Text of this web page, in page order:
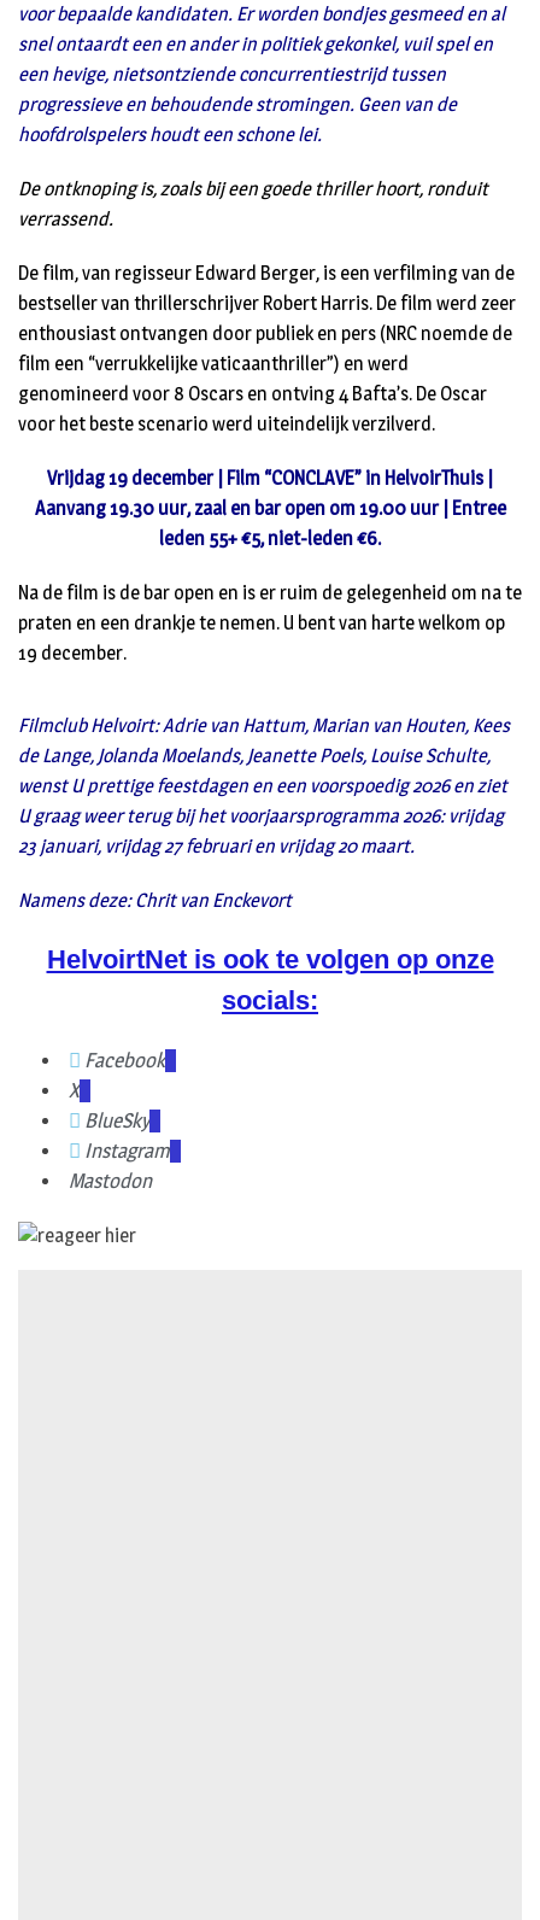
voor bepaalde kandidaten. Er worden bondjes gesmeed en al
snel ontaardt een en ander in politiek gekonkel, vuil spel en
een hevige, nietsontziende concurrentiestrijd tussen
progressieve en behoudende stromingen. Geen van de
hoofdrolspelers houdt een schone lei.
De ontknoping is, zoals bij een goede thriller hoort, ronduit
verrassend.
De film, van regisseur Edward Berger, is een verfilming van de
bestseller van thrillerschrijver Robert Harris. De film werd zeer
enthousiast ontvangen door publiek en pers (NRC noemde de
film een “verrukkelijke vaticaanthriller”) en werd
genomineerd voor 8 Oscars en ontving 4 Bafta’s. De Oscar
voor het beste scenario werd uiteindelijk verzilverd.
Vrijdag 19 december | Film “CONCLAVE” in HelvoirThuis |
Aanvang 19.30 uur, zaal en bar open om 19.00 uur | Entree
leden 55+ €5, niet-leden €6.
Na de film is de bar open en is er ruim de gelegenheid om na te
praten en een drankje te nemen. U bent van harte welkom op
19 december.
Filmclub Helvoirt: Adrie van Hattum, Marian van Houten, Kees
de Lange, Jolanda Moelands, Jeanette Poels, Louise Schulte,
wenst U prettige feestdagen en een voorspoedig 2026 en ziet
U graag weer terug bij het voorjaarsprogramma 2026: vrijdag
23 januari, vrijdag 27 februari en vrijdag 20 maart.
Namens deze: Chrit van Enckevort
HelvoirtNet is ook te volgen op onze
socials:
Facebook
X
BlueSky
Instagram
Mastodon